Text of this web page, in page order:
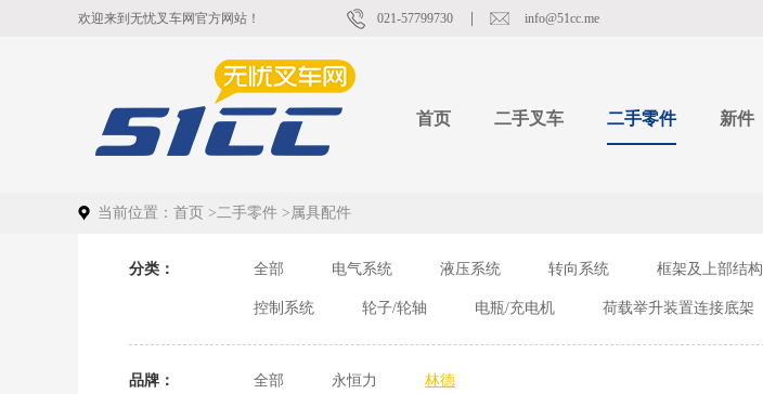
欢迎来到无忧叉车网官方网站！ 021-57799730 info@51cc.me
首页 二手叉车 二手零件 新件
当前位置： 首页 >二手零件 > 属具配件
分类： 全部 电气系统 液压系统 转向系统 框架及上部结构
控制系统 轮子/轮轴 电瓶/充电机 荷载举升装置连接底架
品牌： 全部 永恒力 林德